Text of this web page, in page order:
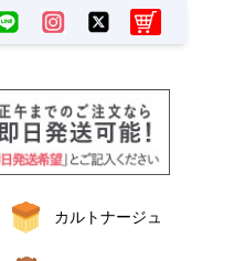
カルトナージュ